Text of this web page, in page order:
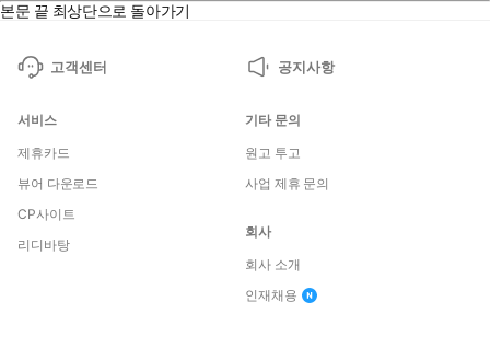
본문 끝 최상단으로 돌아가기
고객센터 공지사항
서비스
제휴카드
뷰어 다운로드
CP사이트
리디바탕
기타 문의
원고 투고
사업 제휴 문의
회사
회사 소개
인재채용